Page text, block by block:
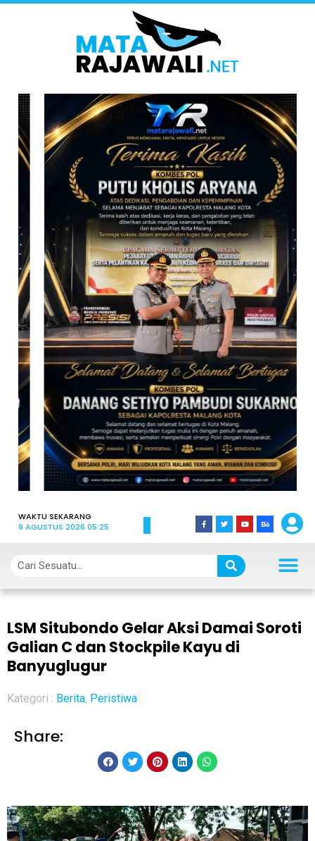
WAKTU SEKARANG
9 AGUSTUS 2026 05:25
LSM Situbondo Gelar Aksi Damai Soroti
Galian C dan Stockpile Kayu di
Banyuglugur
Kategori : Berita, Peristiwa
Share: